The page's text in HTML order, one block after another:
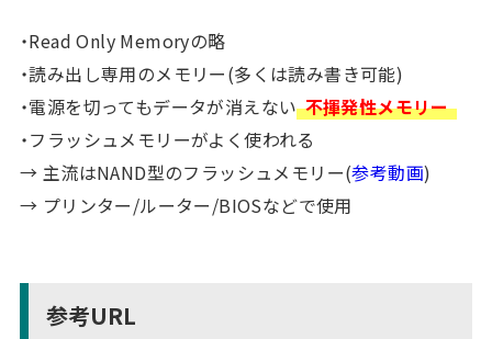
・Read Only Memoryの略
・読み出し専用のメモリー(多くは読み書き可能)
・電源を切ってもデータが消えない 不揮発性メモリー
・フラッシュメモリーがよく使われる
→ 主流はNAND型のフラッシュメモリー(参考動画)
→ プリンター/ルーター/BIOSなどで使用
参考URL